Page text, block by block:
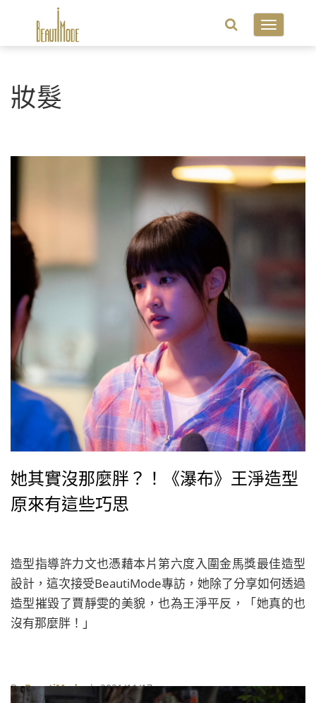
Toggle
妝髮
她其實沒那麼胖？！《瀑布》王淨造型
原來有這些巧思
造型指導許力文也憑藉本片第六度入圍金馬獎最佳造型
設計，這次接受BeautiMode專訪，她除了分享如何透過
造型摧毀了賈靜雯的美貌，也為王淨平反，「她真的也
沒有那麼胖！」
ByBeautiMode| 2021/11/17